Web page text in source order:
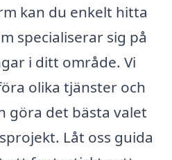
kan du enkelt hitta
specialiserar sig på
i ditt område. Vi
olika tjänster och
göra det bästa valet
Låt oss guida